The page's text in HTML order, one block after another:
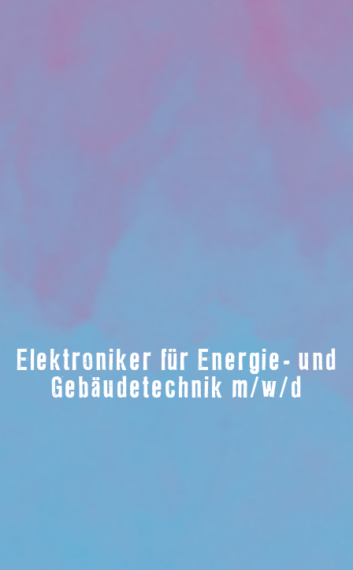
Elektroniker für Energie- und
Gebäudetechnik m/w/d